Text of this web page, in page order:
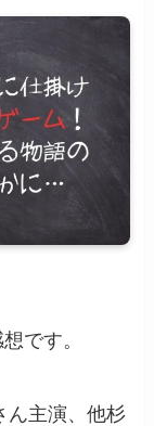
です。
ん主演、他杉